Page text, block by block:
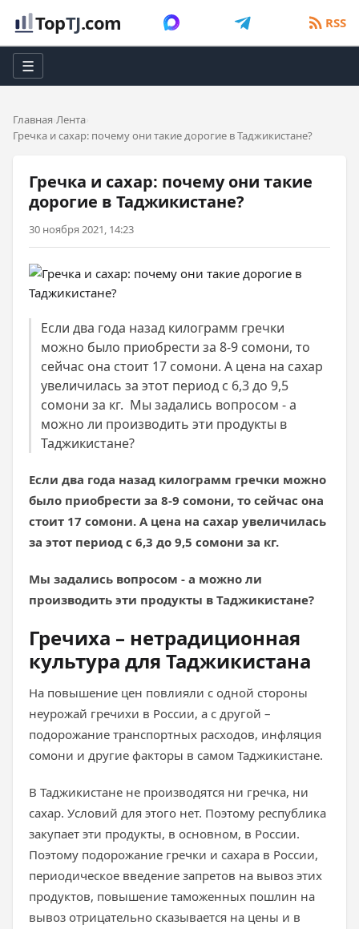
TopTJ.com RSS
☰
Главная Лента
Гречка и сахар: почему они такие дорогие в Таджикистане?
Гречка и сахар: почему они такие
дорогие в Таджикистане?
30 ноября 2021, 14:23
Если два года назад килограмм гречки
можно было приобрести за 8-9 сомони, то
сейчас она стоит 17 сомони. А цена на сахар
увеличилась за этот период с 6,3 до 9,5
сомони за кг. Мы задались вопросом - а
можно ли производить эти продукты в
Таджикистане?
Если два года назад килограмм гречки можно
было приобрести за 8-9 сомони, то сейчас она
стоит 17 сомони. А цена на сахар увеличилась
за этот период с 6,3 до 9,5 сомони за кг.
Мы задались вопросом - а можно ли
производить эти продукты в Таджикистане?
Гречиха – нетрадиционная
культура для Таджикистана
На повышение цен повлияли с одной стороны
неурожай гречихи в России, а с другой –
подорожание транспортных расходов, инфляция
сомони и другие факторы в самом Таджикистане.
В Таджикистане не производятся ни гречка, ни
сахар. Условий для этого нет. Поэтому республика
закупает эти продукты, в основном, в России.
Поэтому подорожание гречки и сахара в России,
периодическое введение запретов на вывоз этих
продуктов, повышение таможенных пошлин на
вывоз отрицательно сказывается на цены и в